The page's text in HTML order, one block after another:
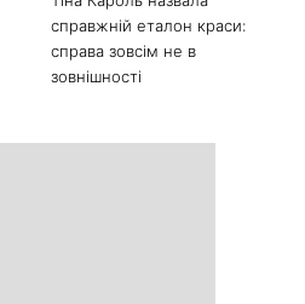
справжній еталон краси:
справа зовсім не в
зовнішності